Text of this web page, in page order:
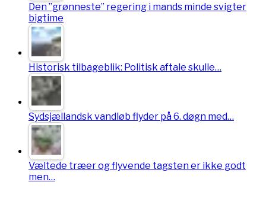
Den ”grønneste” regering i mands minde svigter
bigtime
Historisk tilbageblik: Politisk aftale skulle…
Sydsjællandsk vandløb flyder på 6. døgn med…
Væltede træer og flyvende tagsten er ikke godt
men…